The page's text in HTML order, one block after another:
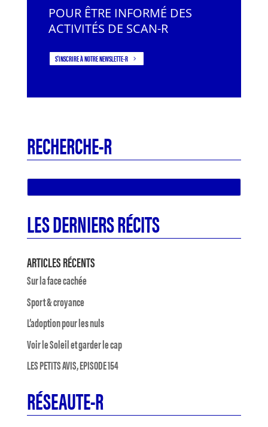
POUR ÊTRE INFORMÉ DES
ACTIVITÉS DE SCAN-R
S'INSCRIRE À NOTRE NEWSLETTE-R
RECHERCHE-R
LES DERNIERS RÉCITS
ARTICLES RÉCENTS
Sur la face cachée
Sport & croyance
L’adoption pour les nuls
Voir le Soleil et garder le cap
LES PETITS AVIS, EPISODE 154
RÉSEAUTE-R